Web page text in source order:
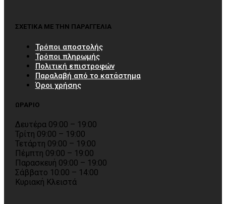
ΣΧΕΤΙΚΑ ΜΕ ΤΗΝ ΠΑΡΑΓΓΕΛΙΑ
Τρόποι αποστολής
Τρόποι πληρωμής
Πολιτική επιστροφών
Παραλαβή από το κατάστημα
Όροι χρήσης
ΩΡΑΡΙΟ
Δευτέρα 09:00 – 19:00
Τρίτη 09:00 – 19:00
Τετάρτη 09:00 – 19:00
Πέμπτη 09:00 – 19:00
Παρασκευή 09:00 – 19:00
Σάββατο 10:00 – 14:00
Κυριακή Κλειστά